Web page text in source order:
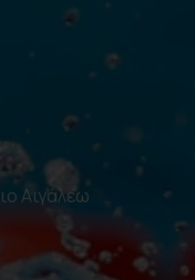
Αιγάλεω